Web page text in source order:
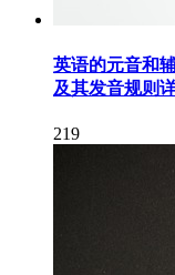
英语的元音和
及其发音规则
219